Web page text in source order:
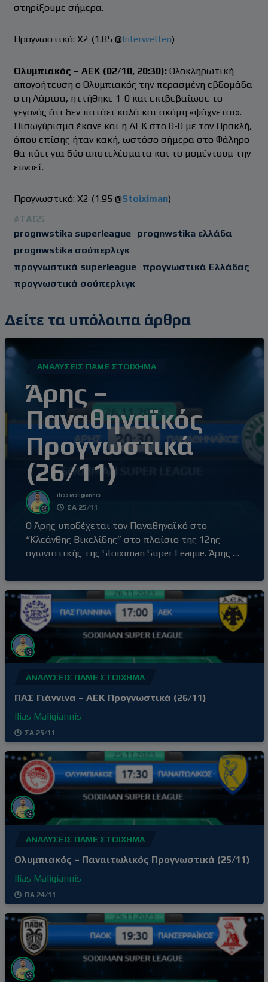
στηρίξουμε σήμερα.
Προγνωστικό: Χ2 (1.85 @Interwetten)
Ολυμπιακός – ΑΕΚ (02/10, 20:30):Ολοκληρωτική
απογοήτευση ο Ολυμπιακός την περασμένη εβδομάδα
στη Λάρισα, ηττήθηκε 1-0 και επιβεβαίωσε το
γεγονός ότι δεν πατάει καλά και ακόμη «ψάχνεται».
Πισωγύρισμα έκανε και η ΑΕΚ στο 0-0 με τον Ηρακλή,
όπου επίσης ήταν κακή, ωστόσο σήμερα στο Φάληρο
θα πάει για δύο αποτελέσματα και το μομέντουμ την
ευνοεί.
Προγνωστικό: Χ2 (1.95 @Stoiximan)
#TAGS
prognwstika superleague
prognwstika ελλάδα
prognwstika σούπερλιγκ
προγνωστικά superleague
προγνωστικά Ελλάδας
προγνωστικά σούπερλιγκ
Δείτε τα υπόλοιπα άρθρα
ΑΝΑΛΎΣΕΙΣ ΠΆΜΕ ΣΤΟΊΧΗΜΑ
Άρης –
Παναθηναϊκός
Προγνωστικά
(26/11)
Ilias Maligiannis
ΣΑ 25/11
Ο Άρης υποδέχεται τον Παναθηναϊκό στο
“Κλεάνθης Βικελίδης” στο πλαίσιο της 12ης
αγωνιστικής της Stoiximan Super League. Άρης –
με τη νίκη επί του Βόλου εκτός έδρας, με σκορ
0-2, αφήνοντας πίσω του την απρόσμενη ήττα
στο γήπεδό του από τον Ατρόμητο (1-3) δύο
αγωνιστικές πριν. Τρίτη νίκη στα
ΑΝΑΛΎΣΕΙΣ ΠΆΜΕ ΣΤΟΊΧΗΜΑ
ΠΑΣ Γιάννινα – ΑΕΚ Προγνωστικά (26/11)
Ilias Maligiannis
ΣΑ 25/11
ΑΝΑΛΎΣΕΙΣ ΠΆΜΕ ΣΤΟΊΧΗΜΑ
Ολυμπιακός – Παναιτωλικός Προγνωστικά (25/11)
Ilias Maligiannis
ΠΑ 24/11